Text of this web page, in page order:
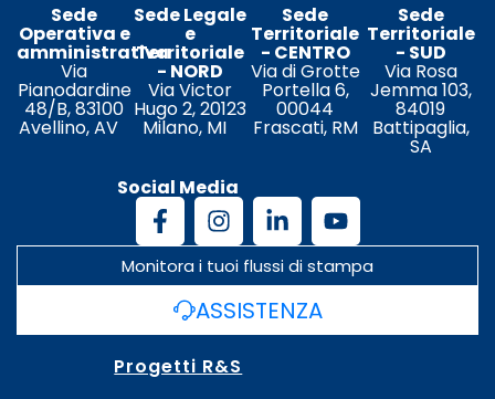
Sede
Operativa e
amministrativa
Via
Pianodardine
48/B, 83100
Avellino, AV
Sede Legale
e
Territoriale
- NORD
Via Victor
Hugo 2, 20123
Milano, MI
Sede
Territoriale
- CENTRO
Via di Grotte
Portella 6,
00044
Frascati, RM
Sede
Territoriale
- SUD
Via Rosa
Jemma 103,
84019
Battipaglia,
SA
Social Media
Monitora i tuoi flussi di stampa
ASSISTENZA
Progetti R&S